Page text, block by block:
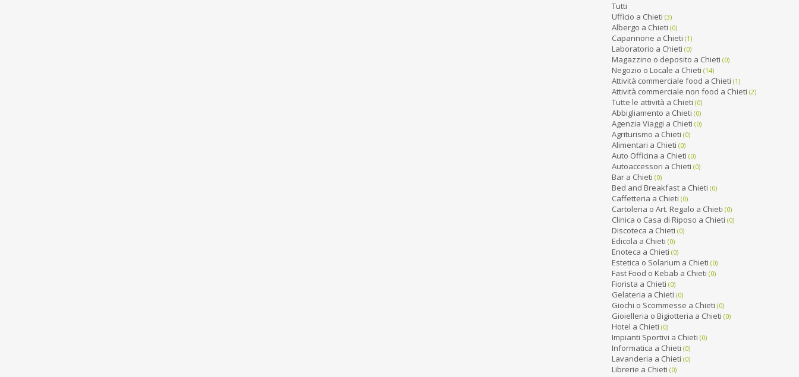
Tutti
Ufficio a Chieti (3)
Albergo a Chieti (0)
Capannone a Chieti (1)
Laboratorio a Chieti (0)
Magazzino o deposito a Chieti (0)
Negozio o Locale a Chieti (14)
Attività commerciale food a Chieti (1)
Attività commerciale non food a Chieti (2)
Tutte le attività a Chieti (0)
Abbigliamento a Chieti (0)
Agenzia Viaggi a Chieti (0)
Agriturismo a Chieti (0)
Alimentari a Chieti (0)
Auto Officina a Chieti (0)
Autoaccessori a Chieti (0)
Bar a Chieti (0)
Bed and Breakfast a Chieti (0)
Caffetteria a Chieti (0)
Cartoleria o Art. Regalo a Chieti (0)
Clinica o Casa di Riposo a Chieti (0)
Discoteca a Chieti (0)
Edicola a Chieti (0)
Enoteca a Chieti (0)
Estetica o Solarium a Chieti (0)
Fast Food o Kebab a Chieti (0)
Fiorista a Chieti (0)
Gelateria a Chieti (0)
Giochi o Scommesse a Chieti (0)
Gioielleria o Bigiotteria a Chieti (0)
Hotel a Chieti (0)
Impianti Sportivi a Chieti (0)
Informatica a Chieti (0)
Lavanderia a Chieti (0)
Librerie a Chieti (0)